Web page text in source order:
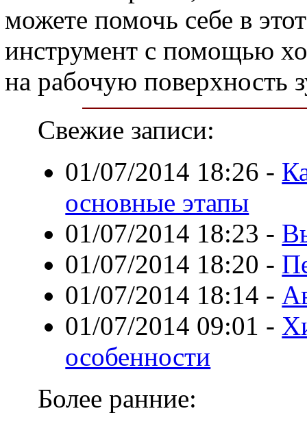
можете помочь себе в
инструмент с помощью
на рабочую поверхность
Свежие записи:
01/07/2014 18:26 -
основные этапы
01/07/2014 18:23 -
01/07/2014 18:20 -
01/07/2014 18:14 -
01/07/2014 09:01 -
особенности
Более ранние: